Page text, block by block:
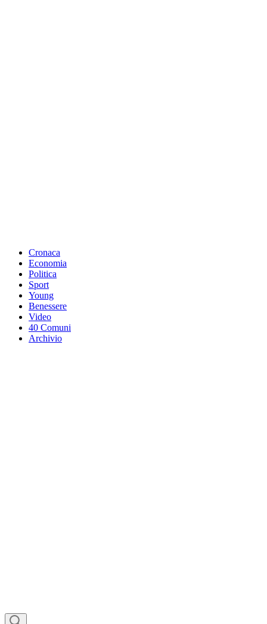
Cronaca
Economia
Politica
Sport
Young
Benessere
Video
40 Comuni
Archivio